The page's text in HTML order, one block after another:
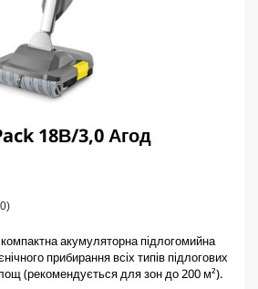
18В/3,0 Агод
акумуляторна підлогомийна
прибирання всіх типів підлогових
(рекомендується для зон до 200 м²).